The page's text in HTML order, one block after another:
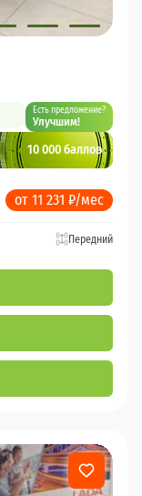
Есть предложение?
Улучшим!
10 000 баллов
от 11 231 ₽/мес
Передний